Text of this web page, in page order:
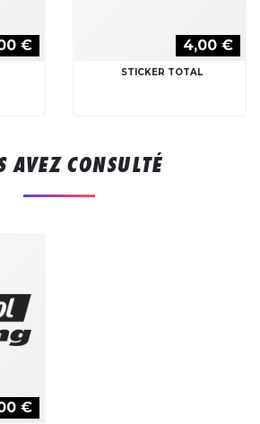
€ 4,00 €
STICKER TOTAL
AVEZ CONSULTÉ
€